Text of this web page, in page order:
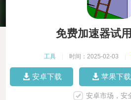
免费加速器试
工具 时间：2025-02-03
安卓下载 苹果下载
安卓市场，安